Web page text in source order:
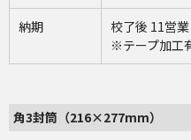
納期
校了後 11営業
※テープ加工
角3封筒（216×277mm）